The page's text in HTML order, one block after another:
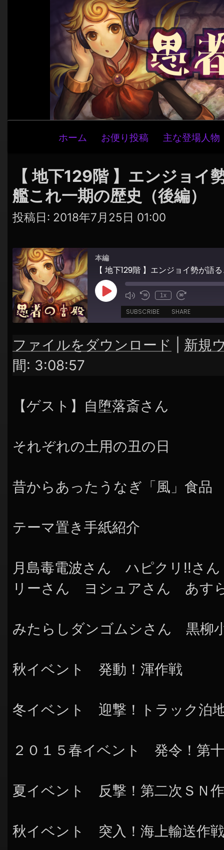
ビ
ゲ
ー
ョ
ン
ホーム お便り投稿 主な登場人物
【 地下129階 】エンジョイ
艦これ一期の歴史（後編）
投稿日: 2018年7月25日 01:00
本編
Play
Episode
1x
SUBSCRIBE SHARE
RSS FEED
SHARE
LINK
ファイルをダウンロード
新規
間: 3:08:57
【ゲスト】自堕落斎さん
それぞれの土用の丑の日
昔からあったうなぎ「風」食品
テーマ置き手紙紹介
月島毒電波さん ハピクリ!!さ
リーさん ヨシュアさん あす
みたらしダンゴムシさん 黒柳
秋イベント 発動！渾作戦
冬イベント 迎撃！トラック泊
２０１５春イベント 発令！第
夏イベント 反撃！第二次ＳＮ
秋イベント 突入！海上輸送作戦